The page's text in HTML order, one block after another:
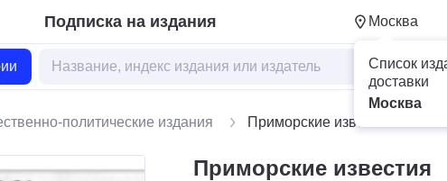
Подписка на издания Москва
Список
доставки
Москва
политические издания Приморские известия
Приморские известия